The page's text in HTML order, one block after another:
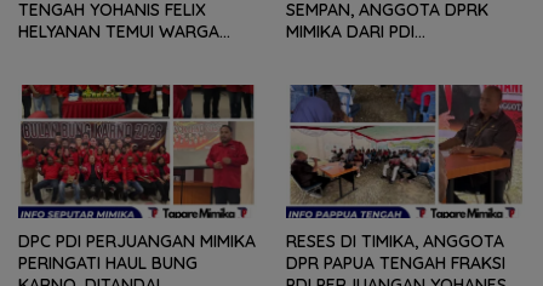
TENGAH YOHANIS FELIX
HELYANAN TEMUI WARGA
SEMPAN, ANGGOTA DPRK
MIMIKA DARI PDI
PERSOLAN DAN KELUHAN
WARGA
DPC PDI PERJUANGAN MIMIKA
PERINGATI HAUL BUNG
RESES DI TIMIKA, ANGGOTA
DPR PAPUA TENGAH FRAKSI